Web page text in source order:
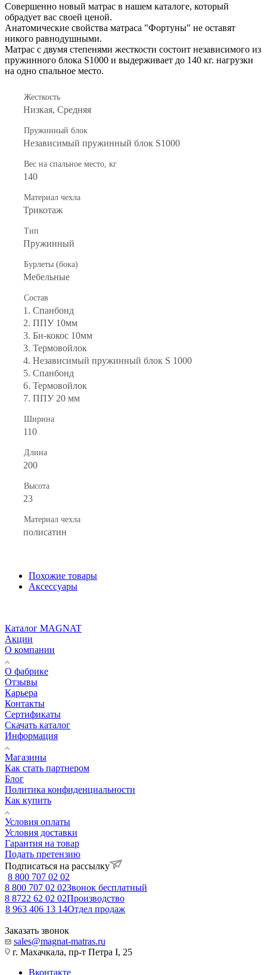
Совершенно новый матрас в нашем каталоге, который
обрадует вас своей ценой.
Анатомические свойства матраса "Фортуны" не оставят
никого равнодушными.
Матрас с двумя степенями жесткости состоит независимого из
пружинного блока S1000 и выдерживает до 140 кг. нагрузки
на одно спальное место.
Жесткость
Низкая, Средняя
Пружинный блок
Независимый пружинный блок S1000
Вес на спальное место, кг
140
Материал чехла
Трикотаж
Тип
Пружинный
Бурлеты (бока)
Мебельные
Состав
1. Спанбонд
2. ППУ 10мм
3. Би-кокос 10мм
3. Термовойлок
4. Независимый пружинный блок S 1000
5. Спанбонд
6. Термовойлок
7. ППУ 20 мм
Ширина
110
Длина
200
Высота
23
Материал чехла
полисатин
Похожие товары
Аксессуары
Каталог MAGNAT
Акции
О компании
О фабрике
Отзывы
Карьера
Контакты
Сертификаты
Скачать каталог
Информация
Магазины
Как стать партнером
Блог
Политика конфиденциальности
Как купить
Условия оплаты
Условия доставки
Гарантия на товар
Подать претензию
Подписаться на рассылку
8 800 707 02 02
8 800 707 02 02Звонок бесплатный
8 8722 62 02 02Производство
8 963 406 13 14Отдел продаж
Заказать звонок
sales@magnat-matras.ru
г. Махачкала, пр-т Петра I, 25
Вконтакте